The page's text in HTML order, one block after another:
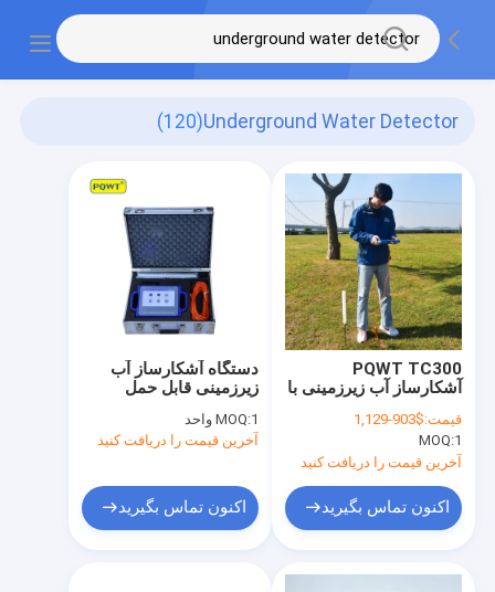
Underground Water Detector
(120)
دستگاه آشکارساز آب
زیرزمینی قابل حمل
متر
MOQ:1 واحد
آخرین قیمت را دریافت کنید
اکنون تماس بگیرید
PQWT TC300
آشکارساز آب زیرزمینی با
نقشه برداری خودکار
قیمت:$903-1,129
MOQ:1
آخرین قیمت را دریافت کنید
اکنون تماس بگیرید